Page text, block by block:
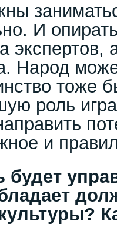
И
экспертов,
Народ
тоже
роль
и
будет